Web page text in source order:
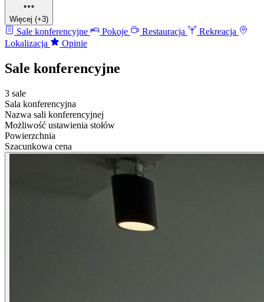
Więcej (+3)
Sale konferencyjne Pokoje Restauracja
Rekreacja
Lokalizacja
Opinie
Sale konferencyjne
3 sale
Sala konferencyjna
Nazwa sali konferencyjnej
Możliwość ustawienia stołów
Powierzchnia
Szacunkowa cena